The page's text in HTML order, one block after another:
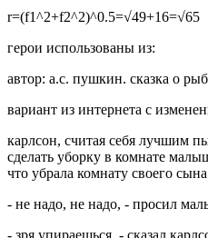
r=(f1^2+f2^2)^0.5=√49+16=√65
герои использованы из:
автор: а.с. пушкин. сказка о
вариант из интернета с
карлсон, считая себя лучшим
сделать уборку в комнате
что убрала комнату своего
- не надо, не надо, - просил